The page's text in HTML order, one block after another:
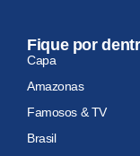
Fique por
Capa
Amazonas
Famosos & TV
Brasil